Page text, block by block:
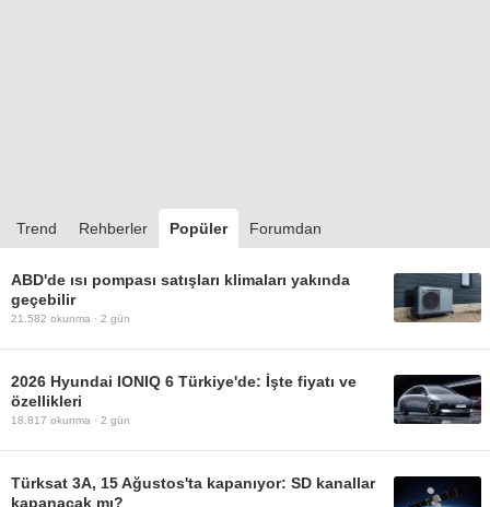
Trend Rehberler Popüler Forumdan
ABD'de ısı pompası satışları klimaları yakında
geçebilir
21.582 okunma · 2 gün
2026 Hyundai IONIQ 6 Türkiye'de: İşte fiyatı ve
özellikleri
18.817 okunma · 2 gün
Türksat 3A, 15 Ağustos'ta kapanıyor: SD kanallar
kapanacak mı?